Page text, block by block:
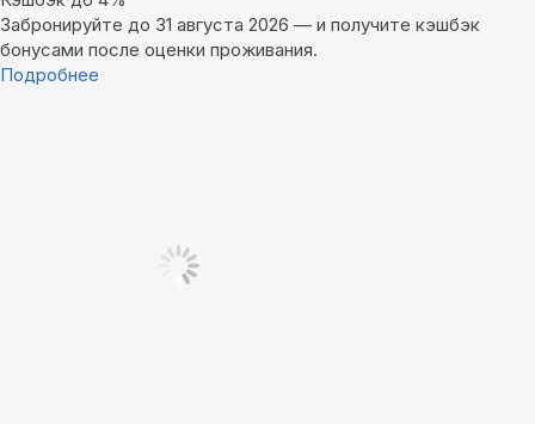
Забронируйте до 31 августа 2026 — и получите кэшбэк
бонусами после оценки проживания.
Подробнее